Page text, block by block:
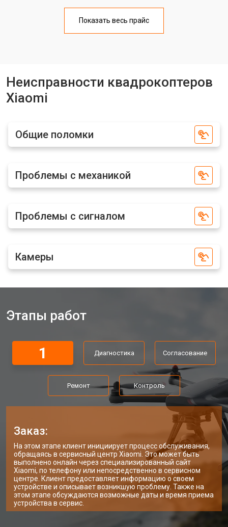
Настройка шифрования Wi-Fi от 1000 ₽
Прошивка квадрокоптера Xiaomi от 1800 ₽
Xiaomi
Показать весь прайс
Неисправности квадрокоптеров
Xiaomi
Общие поломки
Проблемы с механикой
Проблемы с сигналом
Камеры
Этапы работ
1 Диагностика Согласование
Ремонт Контроль
Заказ:
На этом этапе клиент инициирует процесс обслуживания,
обращаясь в сервисный центр Xiaomi. Это может быть
выполнено онлайн через специализированный сайт
Xiaomi, по телефону или непосредственно в сервисном
центре. Клиент предоставляет информацию о своем
устройстве и описывает возникшую проблему. Также на
этом этапе обсуждаются возможные даты и время приема
устройства в сервис.